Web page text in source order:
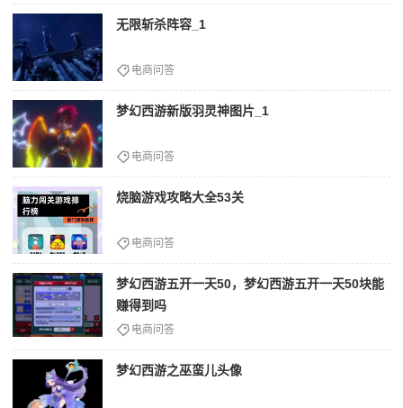
无限斩杀阵容_1
电商问答
梦幻西游新版羽灵神图片_1
电商问答
烧脑游戏攻略大全53关
电商问答
梦幻西游五开一天50，梦幻西游五开一天50块能
赚得到吗
电商问答
梦幻西游之巫蛮儿头像